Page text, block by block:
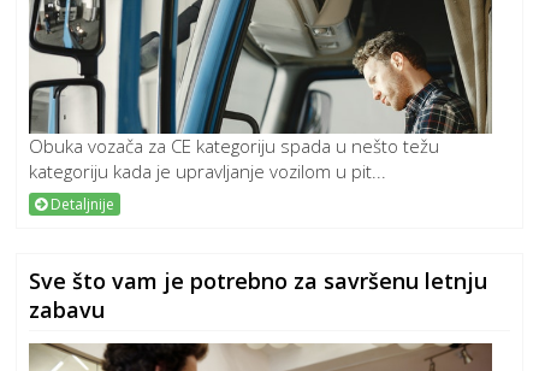
Obuka vozača za CE kategoriju spada u nešto težu
kategoriju kada je upravljanje vozilom u pit...
Detaljnije
Sve što vam je potrebno za savršenu letnju
zabavu